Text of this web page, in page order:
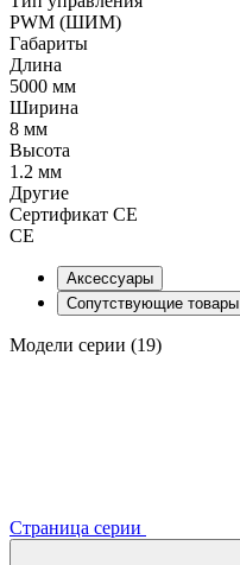
PWM (ШИМ)
Габариты
Длина
5000 мм
Ширина
8 мм
Высота
1.2 мм
Другие
Сертификат CE
CE
Аксессуары
Сопутствующие товары
Модели серии (19)
Страница серии